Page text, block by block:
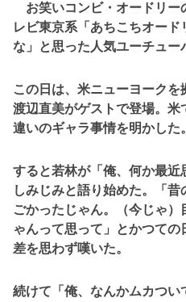
お笑いコンビ・オードリー
レビ東京系「あちこちオー
な」と思った人気ユーチュー
この日は、米ニューヨーク
渡辺直美がゲストで登場。
違いのギャラ事情を明かした。
すると若林が「俺、何か最
しみじみと語り始めた。「
ごかったじゃん。（今じゃ
ゃんって思って」とかつて
差を思わず嘆いた。
続けて「俺、なんかムカつい